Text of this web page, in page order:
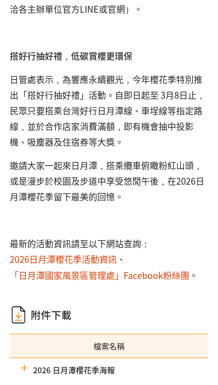
洽各主辦單位官方LINE或官網）。
搭好行抽好禮，低碳賞櫻更環保
日管處表示，為響應永續觀光，今年櫻花季特別推
出「搭好行抽好禮」活動。自即日起至 3月8日止，
民眾只要搭乘台灣好行日月潭線、車埕線等指定路
線，並於合作店家消費滿額，即有機會抽中投影
機、吸塵器及住宿券等大獎。
邀請大家一起來日月潭，搭乘纜車俯瞰粉紅山頭，
或是漫步於校園及步道中享受悠閒午後，在2026日
月潭櫻花季留下最美的回憶。
最新的活動資訊請至以下網站查詢：
2026日月潭櫻花季活動資訊 、
「日月潭國家風景區管理處」Facebook粉絲團 。
附件下載
檔案名稱
2026 日月潭櫻花季海報